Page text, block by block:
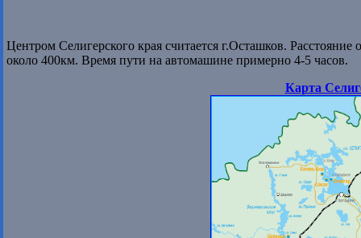
Центром Селигерского края считается г.Осташков.
около 400км. Время пути на автомашине примерно 4-5 часов.
Карта